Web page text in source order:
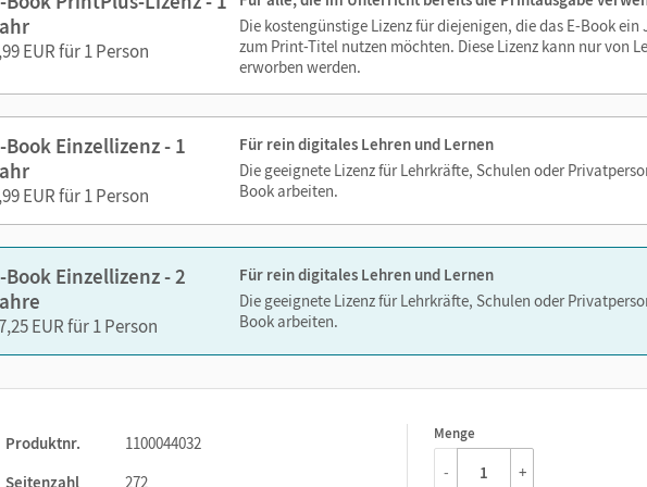
EUR für 1 Person
Die kostengünstige Lizenz für diejenigen, die das E-Book ein
zum Print-Titel nutzen möchten. Diese Lizenz kann nur von
erworben werden.
Book Einzellizenz - 1
EUR für 1 Person
Für rein digitales Lehren und Lernen
Die geeignete Lizenz für Lehrkräfte, Schulen oder
Book arbeiten.
Book Einzellizenz - 2
EUR für 1 Person
Für rein digitales Lehren und Lernen
Die geeignete Lizenz für Lehrkräfte, Schulen oder
Book arbeiten.
Produktnr.
1100044032
Seitenzahl
272
Menge
1
- +